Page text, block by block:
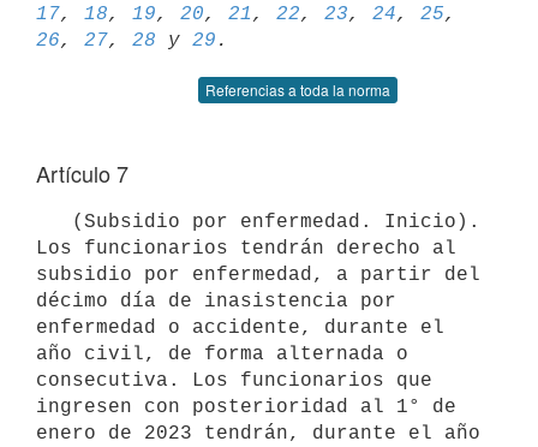
17, 18, 19, 20, 21 , 22, 23, 24, 25
26, 27, 28 y 29
Referencias a toda la norma
Artículo 7
Los funcionarios tendrán derecho al
subsidio por enfermedad, a partir del
décimo día de inasistencia por
enfermedad o accidente, durante el
año civil, de forma alternada o
consecutiva. Los funcionarios que
ingresen con posterioridad al 1° de
enero de 2023 tendrán, durante el año